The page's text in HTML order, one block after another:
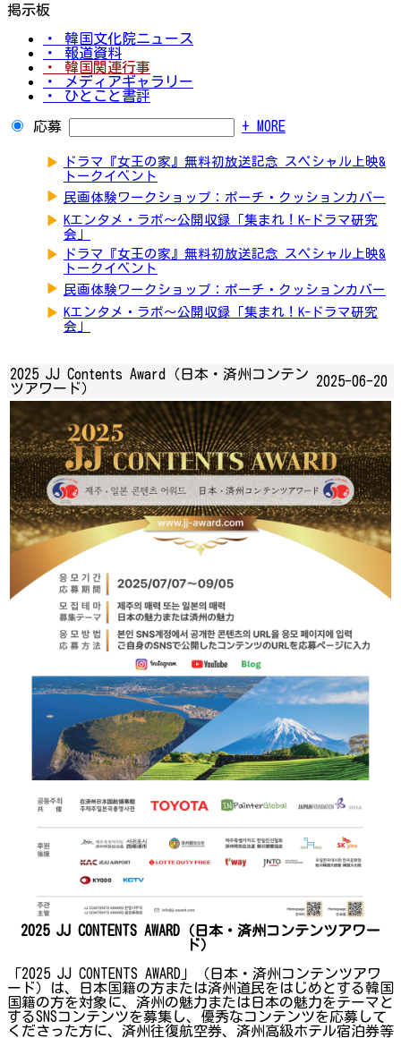
掲示板
・ 韓国文化院ニュース
・ 報道資料
・ 韓国関連行事
・ メディアギャラリー
・ ひとこと書評
応募 + MORE
▶
ドラマ『女王の家』無料初放送記念 スペシャル上映&
トークイベント
▶ 民画体験ワークショップ：ポーチ・クッションカバー
▶ Kエンタメ・ラボ～公開収録「集まれ！K-ドラマ研究
会」
▶
ドラマ『女王の家』無料初放送記念 スペシャル上映&
トークイベント
▶ 民画体験ワークショップ：ポーチ・クッションカバー
▶ Kエンタメ・ラボ～公開収録「集まれ！K-ドラマ研究
会」
2025 JJ Contents Award（日本・済州コンテン
ツアワード）
2025-06-20
2025 JJ CONTENTS AWARD（日本・済州コンテンツアワー
ド）
「2025 JJ CONTENTS AWARD」（日本・済州コンテンツアワ
ード）は、日本国籍の方または済州道民をはじめとする韓国
国籍の方を対象に、済州の魅力または日本の魅力をテーマと
するSNSコンテンツを募集し、優秀なコンテンツを応募して
くださった方に、済州往復航空券、済州高級ホテル宿泊券等